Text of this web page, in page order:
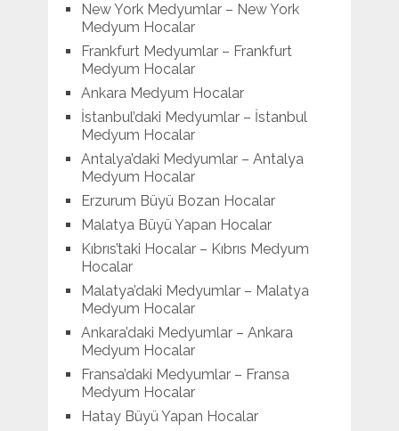
New York Medyumlar – New York
Medyum Hocalar
Frankfurt Medyumlar – Frankfurt
Medyum Hocalar
Ankara Medyum Hocalar
İstanbul’daki Medyumlar – İstanbul
Medyum Hocalar
Antalya’daki Medyumlar – Antalya
Medyum Hocalar
Erzurum Büyü Bozan Hocalar
Malatya Büyü Yapan Hocalar
Kıbrıs’taki Hocalar – Kıbrıs Medyum
Hocalar
Malatya’daki Medyumlar – Malatya
Medyum Hocalar
Ankara’daki Medyumlar – Ankara
Medyum Hocalar
Fransa’daki Medyumlar – Fransa
Medyum Hocalar
Hatay Büyü Yapan Hocalar